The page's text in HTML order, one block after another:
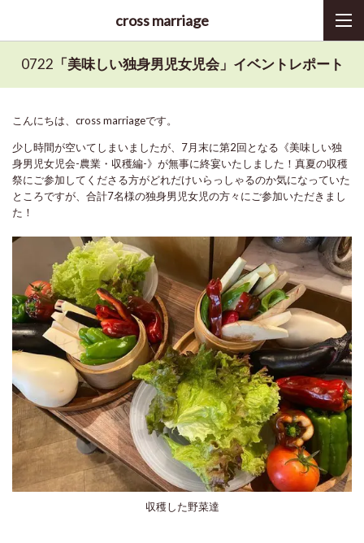
cross marriage
0722 「美味しい独身男児女児会」イベントレポート
こんにちは、cross marriageです。
少し時間が空いてしまいましたが、7月末に第2回となる《美味しい独
身男児女児会-農業・収穫編-》が無事に終宴いたしました！真夏の収穫
祭にご参加してくださる方がどれだけいらっしゃるのか気になっていた
ところですが、合計7名様の独身男児女児の方々にご参加いただきまし
た！
収穫した野菜達